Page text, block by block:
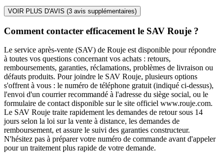
VOIR PLUS D'AVIS (3 avis supplémentaires)
Comment contacter efficacement le SAV Rouje ?
Le service après-vente (SAV) de Rouje est disponible pour répondre
à toutes vos questions concernant vos achats : retours,
remboursements, garanties, réclamations, problèmes de livraison ou
défauts produits. Pour joindre le SAV Rouje, plusieurs options
s'offrent à vous : le numéro de téléphone gratuit (indiqué ci-dessus),
l'envoi d'un courrier recommandé à l'adresse du siège social, ou le
formulaire de contact disponible sur le site officiel www.rouje.com.
Le SAV Rouje traite rapidement les demandes de retour sous 14
jours selon la loi sur la vente à distance, les demandes de
remboursement, et assure le suivi des garanties constructeur.
N'hésitez pas à préparer votre numéro de commande avant d'appeler
pour un traitement plus rapide de votre demande.